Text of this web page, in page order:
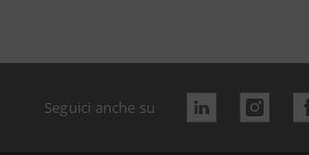
Seguici anche su